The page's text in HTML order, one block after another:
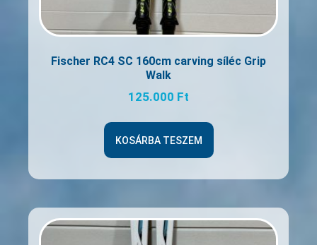
Fischer RC4 SC 160cm carving síléc Grip
Walk
125.000 Ft
KOSÁRBA TESZEM